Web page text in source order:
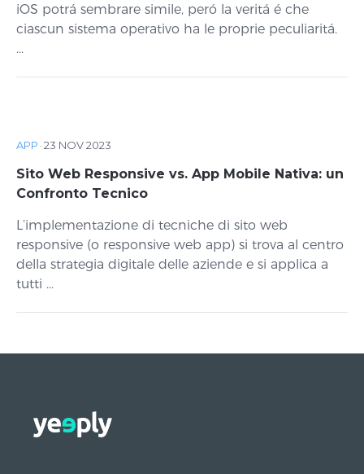
iOS potrá sembrare simile, peró la veritá é che
ciascun sistema operativo ha le proprie peculiaritá.
...
APP ·23 NOV 2023
Sito Web Responsive vs. App Mobile Nativa: un
Confronto Tecnico
L’implementazione di tecniche di sito web
responsive (o responsive web app) si trova al centro
della strategia digitale delle aziende e si applica a
tutti ...